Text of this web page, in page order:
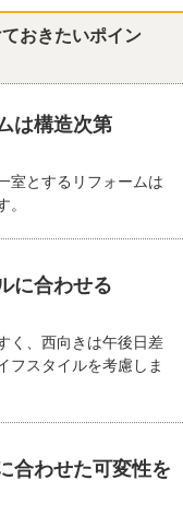
おきたいポイン
は構造次第
室とするリフォームは
に合わせる
く、西向きは午後日差
フスタイルを考慮しま
合わせた可変性を